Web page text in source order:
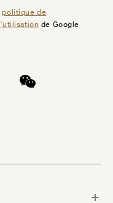
politique de
de Google